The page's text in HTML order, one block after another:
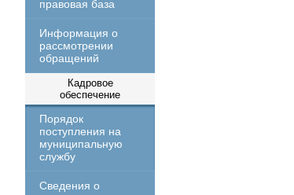
правовая база
Информация о
рассмотрении
обращений
Кадровое
обеспечение
Порядок
поступления на
муниципальную
службу
Сведения о